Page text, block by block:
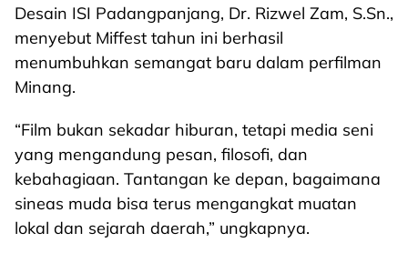
Desain ISI Padangpanjang, Dr. Rizwel Zam, S.Sn.,
menyebut Miffest tahun ini berhasil
menumbuhkan semangat baru dalam perfilman
Minang.
“Film bukan sekadar hiburan, tetapi media seni
yang mengandung pesan, filosofi, dan
kebahagiaan. Tantangan ke depan, bagaimana
sineas muda bisa terus mengangkat muatan
lokal dan sejarah daerah,” ungkapnya.